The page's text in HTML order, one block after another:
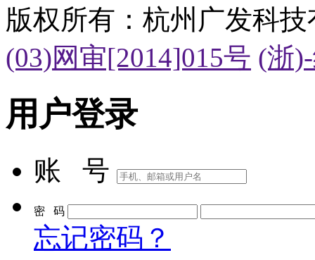
版权所有：杭州广发科
(03)网审[2014]015号 (浙
用户登录
账 号
密 码
忘记密码？